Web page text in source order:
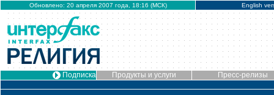
Обновлено: 20 апреля 2007 года, 18:16 (МСК) English
Подписка Продукты и услуги Пресс-релизы